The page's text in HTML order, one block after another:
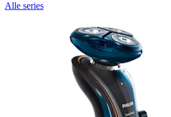
Alle series